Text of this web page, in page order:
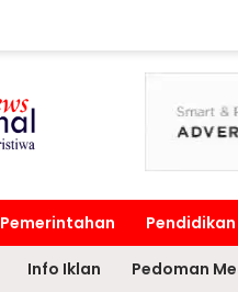
Pemerintahan Pendidikan
Info Iklan Pedoman